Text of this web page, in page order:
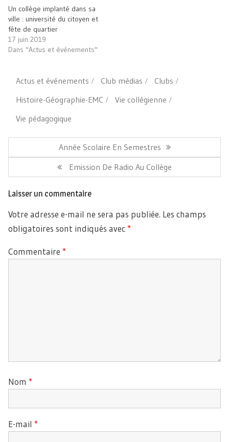
Un collège implanté dans sa
ville : université du citoyen et
fête de quartier
17 juin 2019
Dans "Actus et événements"
Actus et événements Club médias
Clubs
Histoire-Géographie-EMC
Vie collégienne
Vie pédagogique
Navigation
l’article
Article
Précédent:
Année Scolaire En Semestres
Article
Suivant:
Emission De Radio Au Collège
Laisser un commentaire
Votre adresse e-mail ne sera pas publiée. Les champs
obligatoires sont indiqués avec*
Commentaire *
Nom *
E-mail *